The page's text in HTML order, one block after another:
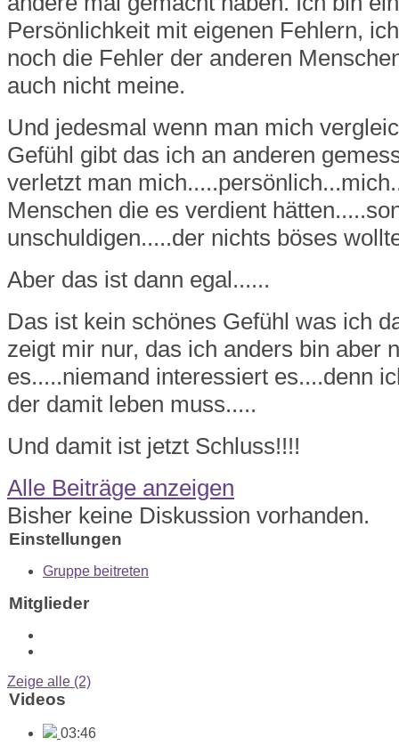
Persönlichkeit mit eigenen Fehlern,
noch die Fehler der anderen
auch nicht meine.
Und jedesmal wenn man mich
Gefühl gibt das ich an anderen
verletzt man
Menschen die es verdient
unschuldigen.....der nichts böses
Aber das ist dann egal......
Das ist kein schönes Gefühl was ich
zeigt mir nur, das ich anders bin aber
es.....niemand interessiert es....denn
der damit leben muss.....
Und damit ist jetzt Schluss!!!!
Alle Beiträge anzeigen
Bisher keine Diskussion vorhanden.
Einstellungen
Gruppe beitreten
Mitglieder
Zeige alle (2)
Videos
03:46